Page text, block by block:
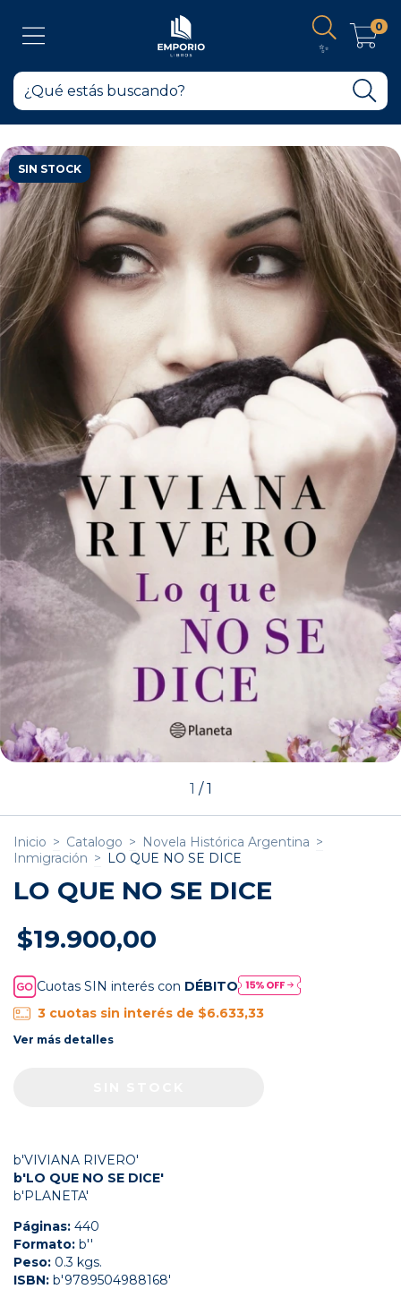
✨
0
SIN STOCK
1 /1
Inicio > Catalogo > Novela Histórica Argentina >
Inmigración > LO QUE NO SE DICE
LO QUE NO SE DICE
$19.900,00
Cuotas SIN interés con DÉBITO
3 cuotas sin interés de $6.633,33
Ver más detalles
b'VIVIANA RIVERO'
b'LO QUE NO SE DICE'
b'PLANETA'
Páginas: 440
Formato: b''
Peso: 0.3 kgs.
ISBN: b'9789504988168'